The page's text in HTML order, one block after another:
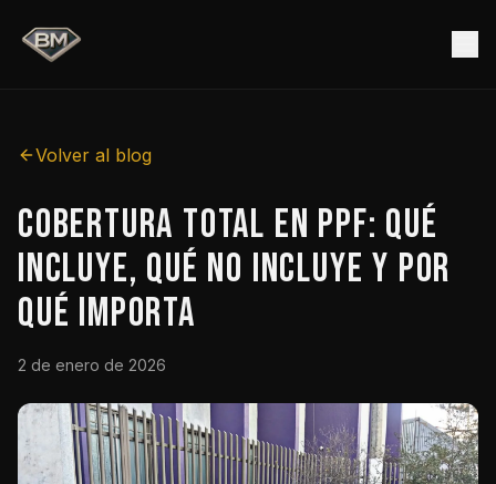
Volver al blog
Cobertura Total en PPF: Qué
Incluye, Qué No Incluye y Por
Qué Importa
2 de enero de 2026